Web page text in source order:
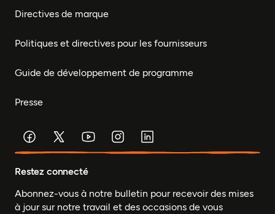
Directives de marque
Politiques et directives pour les fournisseurs
Guide de développement de programme
Presse
Restez connecté
Abonnez-vous à notre bulletin pour recevoir des mises
à jour sur notre travail et des occasions de vous